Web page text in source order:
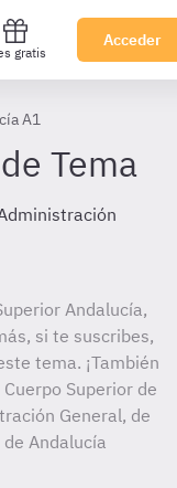
gratis
Acceder
A1
Tema
Andalucía,
si te suscribes,
tema. ¡También
Superior de
General, de
Andalucía